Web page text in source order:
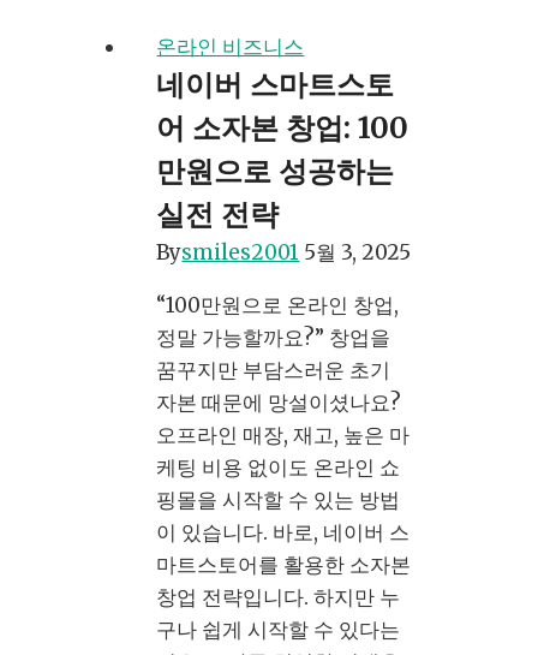
라
이
브
방
송
는
법
및
보
는
방
법
–
초
보
자
도
쉽
게
온라인 비즈니스
네이버 스마트스토
어 소자본 창업: 100
만원으로 성공하는
실전 전략
Bysmiles2001 5월 3, 2025
“100만원으로 온라인 창업,
정말 가능할까요?” 창업을
꿈꾸지만 부담스러운 초기
자본 때문에 망설이셨나요?
오프라인 매장, 재고, 높은 마
케팅 비용 없이도 온라인 쇼
핑몰을 시작할 수 있는 방법
이 있습니다. 바로, 네이버 스
마트스토어를 활용한 소자본
창업 전략입니다. 하지만 누
구나 쉽게 시작할 수 있다는